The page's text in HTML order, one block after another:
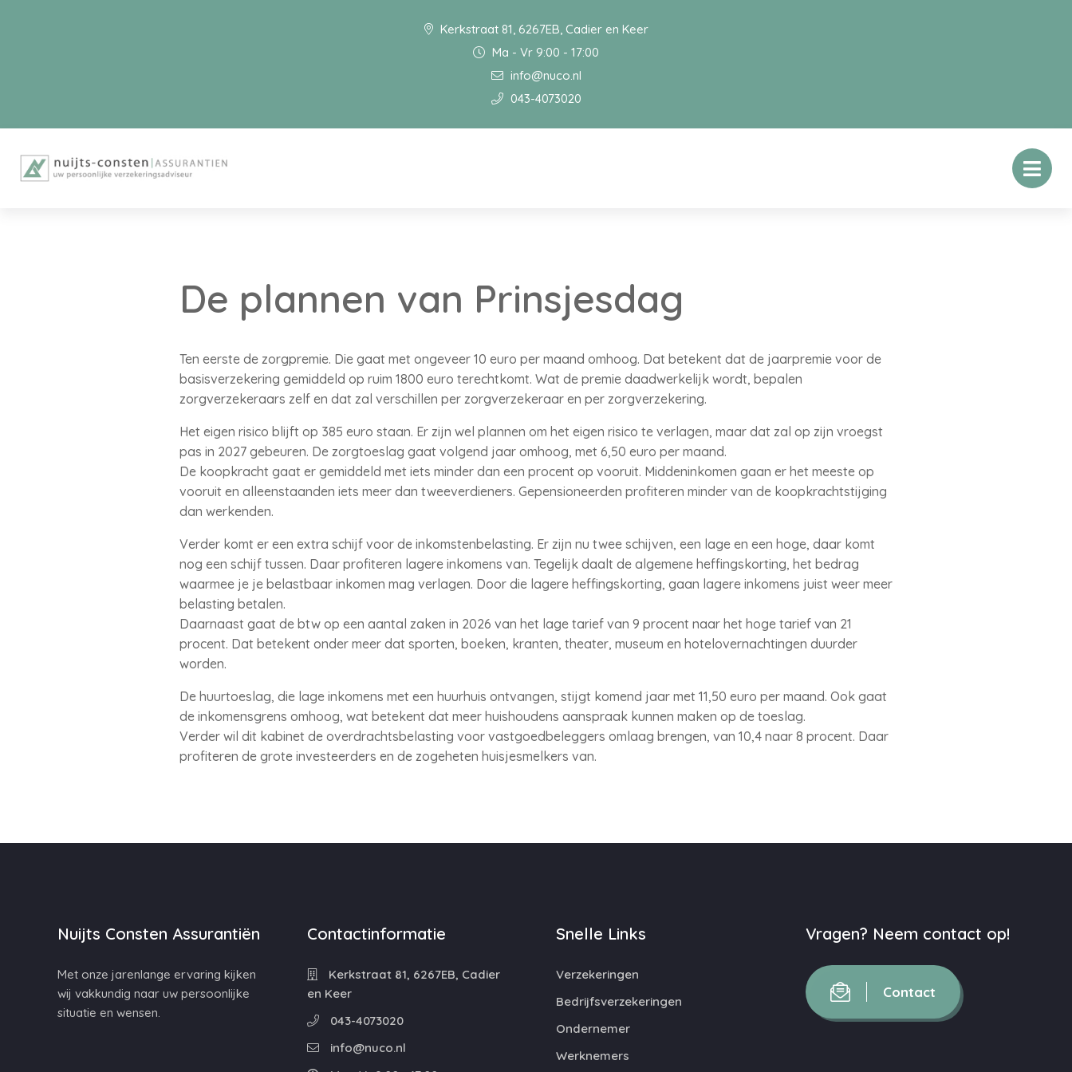
Kerkstraat 81, 6267EB, Cadier en Keer
Ma - Vr 9:00 - 17:00
info@nuco.nl
043-4073020
De plannen van Prinsjesdag
Ten eerste de zorgpremie. Die gaat met ongeveer 10 euro per maand omhoog. Dat betekent dat de jaarpremie voor de
basisverzekering gemiddeld op ruim 1800 euro terechtkomt. Wat de premie daadwerkelijk wordt, bepalen
zorgverzekeraars zelf en dat zal verschillen per zorgverzekeraar en per zorgverzekering.
Het eigen risico blijft op 385 euro staan. Er zijn wel plannen om het eigen risico te verlagen, maar dat zal op zijn vroegst
pas in 2027 gebeuren. De zorgtoeslag gaat volgend jaar omhoog, met 6,50 euro per maand.
De koopkracht gaat er gemiddeld met iets minder dan een procent op vooruit. Middeninkomen gaan er het meeste op
vooruit en alleenstaanden iets meer dan tweeverdieners. Gepensioneerden profiteren minder van de koopkrachtstijging
dan werkenden.
Verder komt er een extra schijf voor de inkomstenbelasting. Er zijn nu twee schijven, een lage en een hoge, daar komt
nog een schijf tussen. Daar profiteren lagere inkomens van. Tegelijk daalt de algemene heffingskorting, het bedrag
waarmee je je belastbaar inkomen mag verlagen. Door die lagere heffingskorting, gaan lagere inkomens juist weer meer
belasting betalen.
Daarnaast gaat de btw op een aantal zaken in 2026 van het lage tarief van 9 procent naar het hoge tarief van 21
procent. Dat betekent onder meer dat sporten, boeken, kranten, theater, museum en hotelovernachtingen duurder
worden.
De huurtoeslag, die lage inkomens met een huurhuis ontvangen, stijgt komend jaar met 11,50 euro per maand. Ook gaat
de inkomensgrens omhoog, wat betekent dat meer huishoudens aanspraak kunnen maken op de toeslag.
Verder wil dit kabinet de overdrachtsbelasting voor vastgoedbeleggers omlaag brengen, van 10,4 naar 8 procent. Daar
profiteren de grote investeerders en de zogeheten huisjesmelkers van.
Nuijts Consten Assurantiën
Met onze jarenlange ervaring kijken
wij vakkundig naar uw persoonlijke
situatie en wensen.
Contactinformatie
Kerkstraat 81, 6267EB, Cadier
en Keer
043-4073020
info@nuco.nl
Snelle Links
Verzekeringen
Bedrijfsverzekeringen
Ondernemer
Werknemers
Vragen? Neem contact op!
Contact